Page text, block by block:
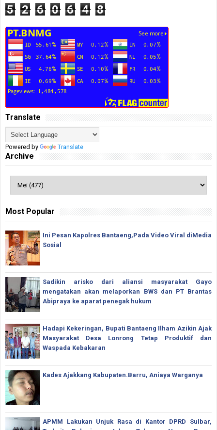
5 2 6 0 6 4 8
Translate
Powered by Translate
Archive
Most Popular
Ini Pesan Kapolres Bantaeng,Pada Video Viral diMedia
Sosial
Sadikin arisko dari aliansi masyarakat Gayo
mengatakan akan melaporkan BWS dan PT Brantas
Abipraya ke aparat penegak hukum
Hadapi Kekeringan, Bupati Bantaeng Ilham Azikin Ajak
Masyarakat Desa Lonrong Tetap Produktif dan
Waspada Kebakaran
Kades Ajakkang Kabupaten.Barru, Aniaya Warganya
APMM Lakukan Unjuk Rasa di Kantor DPRD Sulbar,